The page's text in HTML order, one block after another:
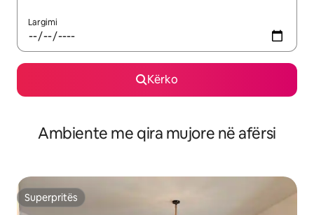
Largimi
Kërko
Ambiente me qira mujore në afërsi
Superpritës
Superpritës